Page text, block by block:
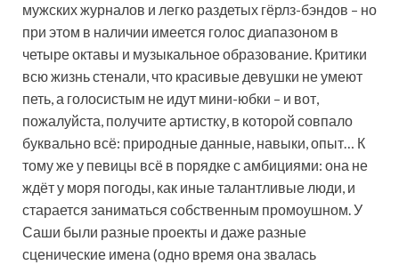
мужских журналов и легко раздетых гёрлз-бэндов – но
при этом в наличии имеется голос диапазоном в
четыре октавы и музыкальное образование. Критики
всю жизнь стенали, что красивые девушки не умеют
петь, а голосистым не идут мини-юбки – и вот,
пожалуйста, получите артистку, в которой совпало
буквально всё: природные данные, навыки, опыт… К
тому же у певицы всё в порядке с амбициями: она не
ждёт у моря погоды, как иные талантливые люди, и
старается заниматься собственным промоушном. У
Саши были разные проекты и даже разные
сценические имена (одно время она звалась